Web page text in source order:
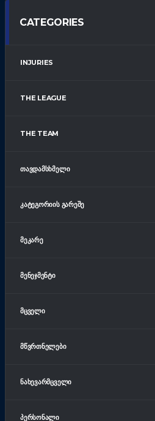
CATEGORIES
INJURIES
THE LEAGUE
THE TEAM
ᲗᲐᲕᲓᲐᲛᲡᲮᲛᲔᲚᲘ
ᲙᲐᲢᲔᲒᲝᲠᲘᲘᲡ ᲒᲐᲠᲔᲨᲔ
ᲛᲔᲙᲐᲠᲔ
ᲛᲔᲜᲔᲯᲛᲔᲜᲢᲘ
ᲛᲪᲕᲔᲚᲘ
ᲛᲬᲕᲠᲗᲜᲔᲚᲔᲑᲘ
ᲜᲐᲮᲔᲕᲐᲠᲛᲪᲕᲔᲚᲘ
ᲞᲔᲠᲡᲝᲜᲐᲚᲘ